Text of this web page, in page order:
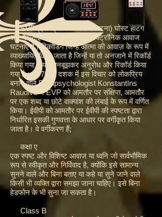
EVP (इलेक्ट्रॉनिक आवाज घटना) घोस्ट हंटिंग
और पैरासाइकोलॉजी के भीतर इलेक्ट्रॉनिक आवाज
घटनाएँ हैं। रिकॉर्डिंग जिन्हें आत्मा की आवाज़ के रूप में
व्याख्यायित किया जाता है जिन्हें या तो अनजाने में रिकॉर्ड
किया गया है या जानबूझकर अनुरोध और रिकॉर्ड किया
गया है। 1970 के दशक में इस विचार को लोकप्रिय
बनाने वाले Parapsychologist Konstantīns
Raudive ने EVP को आमतौर पर संक्षिप्त, आमतौर
पर एक शब्द या छोटे वाक्यांश की लंबाई के रूप में वर्णित
किया। ईवीपी को आमतौर पर ईवीपी की स्पष्टता द्वारा
निर्धारित इसकी गुणवत्ता के आधार पर वर्गीकृत किया
जाता है। वे वर्गीकरण हैं;
कक्षा ए
एक स्पष्ट और विशिष्ट आवाज या ध्वनि जो सार्वभौमिक
रूप से स्वीकृत और निर्विवाद है, क्योंकि इसे सामान्य
सुनने वाले और बिना बताए या कहे या सुने जाने वाले
किसी भी व्यक्ति द्वारा समझा जाना चाहिए। इसे बिना
हेडफोन के भी सुना जा सकता है।
Class B